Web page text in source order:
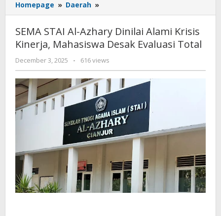
Homepage » Daerah »
STAI
Azhary
Dinilai
Kinerja,
Mahasiswa
Desak
Evaluasi
Total
SEMA STAI Al-Azhary Dinilai Alami Krisis
Kinerja, Mahasiswa Desak Evaluasi Total
December 3, 2025
by
admin
- 616 views